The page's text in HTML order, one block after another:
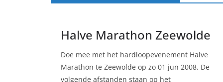
Halve Marathon Zeewolde
Doe mee met het hardloopevenement Halve
Marathon te Zeewolde op zo 01 jun 2008. De
volgende afstanden staan op het